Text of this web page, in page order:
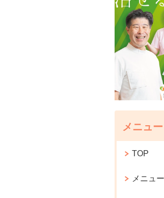
メニュー
TOP
メニュ